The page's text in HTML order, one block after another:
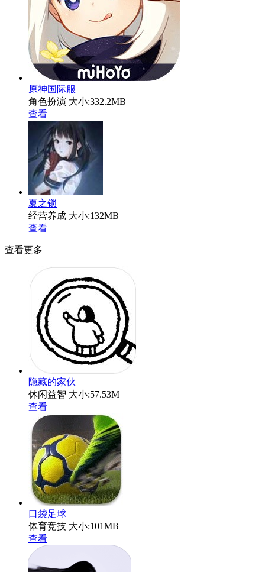
原神国际服
角色扮演 大小:332.2MB
查看
夏之锁
经营养成 大小:132MB
查看
查看更多
隐藏的家伙
休闲益智 大小:57.53M
查看
口袋足球
体育竞技 大小:101MB
查看